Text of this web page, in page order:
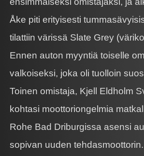
Åke piti erityisesti
tilattiin värissä Slate Grey
Ennen auton myyntiä toiselle
valkoiseksi, joka oli tuolloin
Toinen omistaja, Kjell Eldholm
kohtasi moottoriongelmia
Rohe Bad Driburgissa asensi
sopivan uuden tehdasmoottorin.